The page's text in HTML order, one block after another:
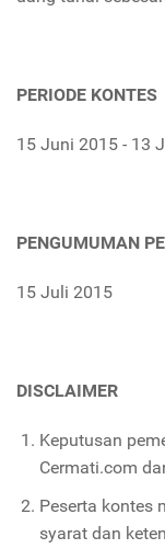
PERIODE KONTES
15 Juni 2015 - 13
PENGUMUMAN
15 Juli 2015
DISCLAIMER
Keputusan
Cermati.com
Peserta kontes
syarat dan